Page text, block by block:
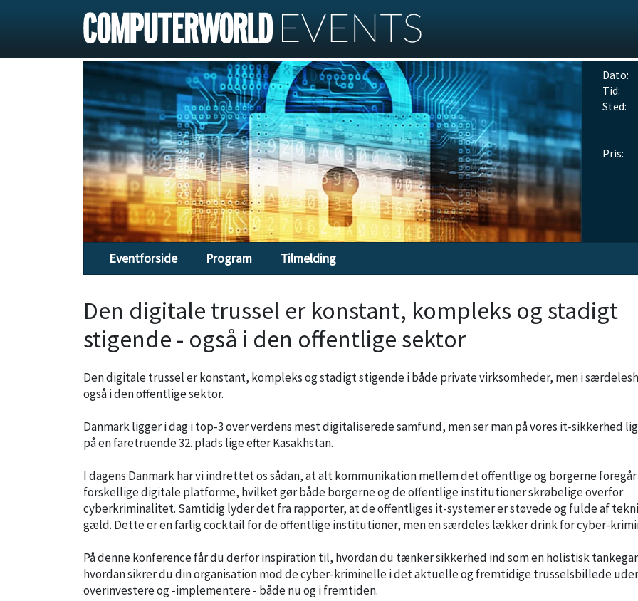
Dato:
Tid:
Sted:
Pris:
Eventforside Program Tilmelding
Den digitale trussel er konstant, kompleks og stadigt
stigende - også i den offentlige sektor
Den digitale trussel er konstant, kompleks og stadigt stigende i både private virksomheder, men i
også i den offentlige sektor.
Danmark ligger i dag i top-3 over verdens mest digitaliserede samfund, men ser man på vores it-sikkerhed
på en faretruende 32. plads lige efter Kasakhstan.
I dagens Danmark har vi indrettet os sådan, at alt kommunikation mellem det offentlige og borgerne
forskellige digitale platforme, hvilket gør både borgerne og de offentlige institutioner skrøbelige overfor
cyberkriminalitet. Samtidig lyder det fra rapporter, at de offentliges it-systemer er støvede og fulde af
gæld. Dette er en farlig cocktail for de offentlige institutioner, men en særdeles lækker drink for cyber-
På denne konference får du derfor inspiration til, hvordan du tænker sikkerhed ind som en holistisk
hvordan sikrer du din organisation mod de cyber-kriminelle i det aktuelle og fremtidige trusselsbillede
overinvestere og -implementere - både nu og i fremtiden.